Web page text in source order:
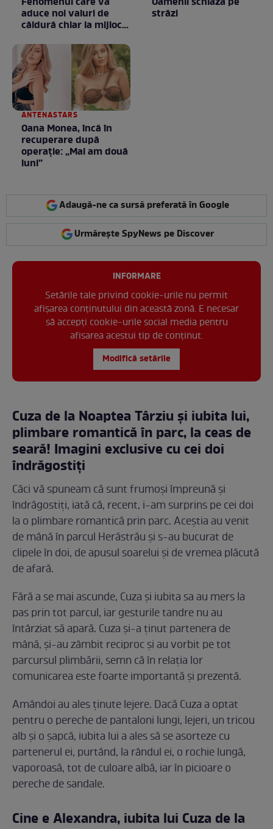
aduce noi valuri de
căldură chiar la mijlocul
străzi
ANTENASTARS
Oana Monea, încă în
recuperare după
operație: „Mai am două
luni”
Adaugă-ne ca sursă preferată în Google
Urmărește SpyNews pe Discover
INFORMARE
Setările tale privind cookie-urile nu permit
afișarea conținutului din această zonă. E necesar
să accepți cookie-urile social media pentru
afisarea acestui tip de conținut.
Modifică setările
Cuza de la Noaptea Târziu și iubita lui,
plimbare romantică în parc, la ceas de
seară! Imagini exclusive cu cei doi
îndrăgostiți
Căci vă spuneam că sunt frumoși împreună și
îndrăgostiți, iată că, recent, i-am surprins pe cei doi
la o plimbare romantică prin parc. Aceștia au venit
de mână în parcul Herăstrău și s-au bucurat de
clipele în doi, de apusul soarelui și de vremea plăcută
de afară.
Fără a se mai ascunde, Cuza și iubita sa au mers la
pas prin tot parcul, iar gesturile tandre nu au
întârziat să apară. Cuza și-a ținut partenera de
mână, și-au zâmbit reciproc și au vorbit pe tot
parcursul plimbării, semn că în relația lor
comunicarea este foarte importantă și prezentă.
Amândoi au ales ținute lejere. Dacă Cuza a optat
pentru o pereche de pantaloni lungi, lejeri, un tricou
alb și o șapcă, iubita lui a ales să se asorteze cu
partenerul ei, purtând, la rândul ei, o rochie lungă,
vaporoasă, tot de culoare albă, iar în picioare o
pereche de sandale.
Cine e Alexandra, iubita lui Cuza de la